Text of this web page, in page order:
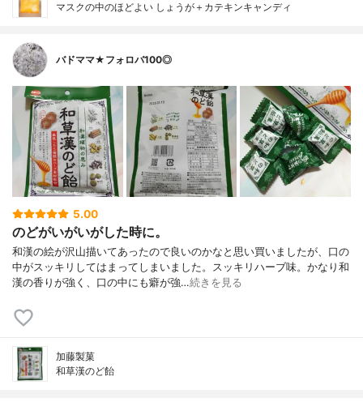
マスクの中のほどよい しょうが＋カテキンキャンディ
バドママ★フォロバ100◎
5.00
のどがいがいがした時に。
和漢の絵が沢山描いてあったので良いのかなと思い買いましたが、口の
中がスッキリしてはまってしまいました。スッキリハーブ味。かなり和
漢の香りが強く、口の中にも癖が強…続きを見る
加藤製菓
和草漢のど飴